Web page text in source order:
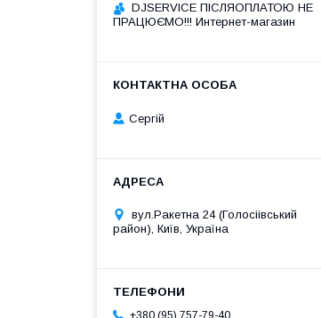
DJSERVICE ПІСЛЯОПЛАТОЮ НЕ
ПРАЦЮЄМО!!! Интернет-магазин
Сергій
вул.Ракетна 24 (Голосіівський
район), Київ, Україна
+380 (95) 757-79-40